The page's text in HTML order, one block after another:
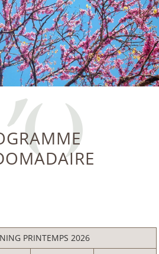
PRINTEMPS 2026